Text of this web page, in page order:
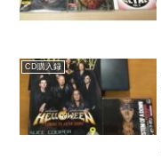
CD購入録